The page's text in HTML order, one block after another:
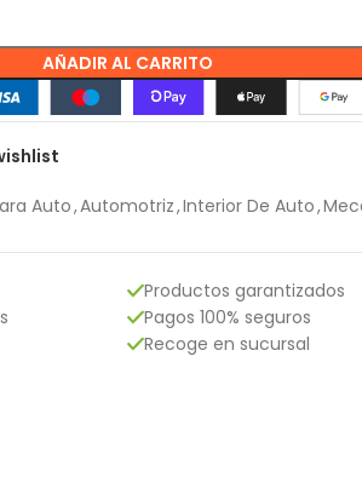
AÑADIR AL CARRITO
Auto,Automotriz,Interior De Auto,
Productos garantizados
Pagos 100% seguros
Recoge en sucursal